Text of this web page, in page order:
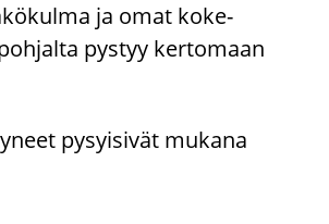
ja omat ko­ke­
pys­tyy ker­to­maan
py­syi­si­vät mu­ka­na